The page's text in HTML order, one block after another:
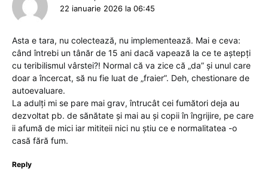
22 ianuarie 2026 la 06:45
Asta e tara, nu colectează, nu implementează. Mai e ceva:
când întrebi un tânăr de 15 ani dacă vapează la ce te aștepți
cu teribilismul vârstei?! Normal că va zice că „da” și unul care
doar a încercat, să nu fie luat de „fraier”. Deh, chestionare de
autoevaluare.
La adulți mi se pare mai grav, întrucât cei fumători deja au
dezvoltat pb. de sănătate și mai au și copii în îngrijire, pe care
ii afumă de mici iar mititeii nici nu știu ce e normalitatea -o
casă fără fum.
Reply